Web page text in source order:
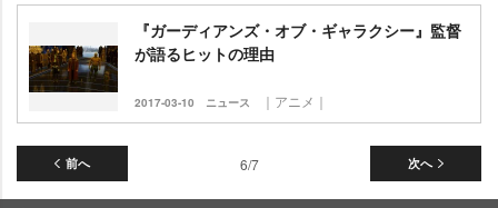
『ガーディアンズ・オブ・ギャラクシー』監督
が語るヒットの理由
2017-03-10 ニュース ｜アニメ｜
前へ 次へ
6/7